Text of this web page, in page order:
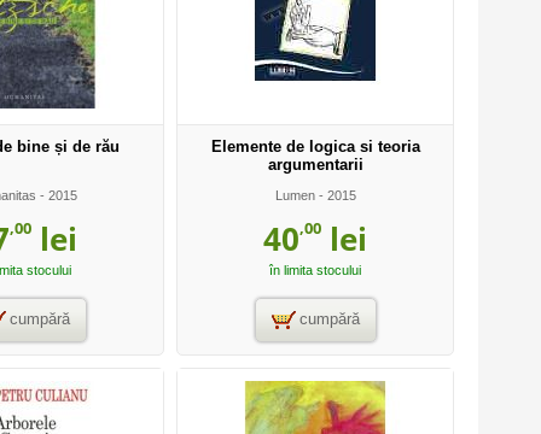
bine și de rău
- 2015
,00 lei
stocului
cumpără
Elemente de logica si teoria
argumentarii
Lumen- 2015
40,00 lei
în limita stocului
cumpără